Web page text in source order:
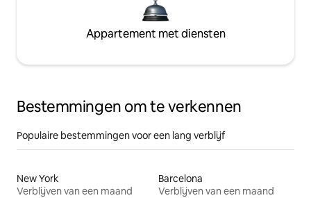
Appartement met diensten
Bestemmingen om te verkennen
Populaire bestemmingen voor een lang verblijf
New York
Verblijven van een maand
Barcelona
Verblijven van een maand